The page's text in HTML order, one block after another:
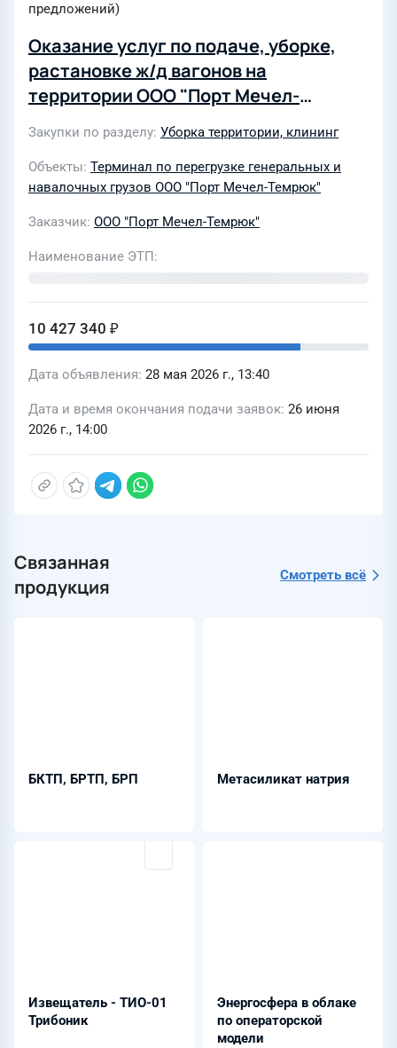
предложений)
Оказание услуг по подаче, уборке,
растановке ж/д вагонов на
территории ООО "Порт Мечел-
Темрюк" с 01.07.2026 г. по 31.12.2026 г
Закупки по разделу Уборка территории, клининг
Объекты Терминал по перегрузке генеральных и
навалочных грузов ООО "Порт Мечел-Темрюк"
Заказчик ООО "Порт Мечел-Темрюк"
Наименование ЭТП
10 427 340 ₽
Дата объявления 28 мая 2026 г., 13:40
Дата и время окончания подачи заявок 26 июня
2026 г., 14:00
Связанная
продукция
Смотреть всё
БКТП, БРТП, БРП Метасиликат натрия
Извещатель - ТИО-01
Трибоник
Энергосфера в облаке
по операторской
модели